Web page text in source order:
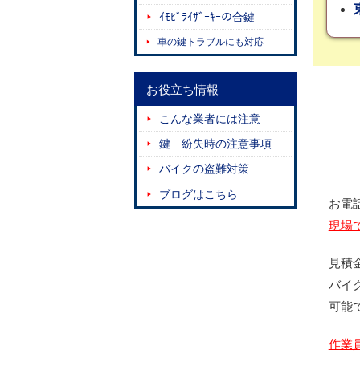
お電
現場
見積
バイ
可能
作業
ｲﾓﾋﾞﾗｲｻﾞｰｷｰの合鍵
車の鍵トラブルにも対応
お役立ち情報
こんな業者には注意
鍵 紛失時の注意事項
バイクの盗難対策
ブログはこちら